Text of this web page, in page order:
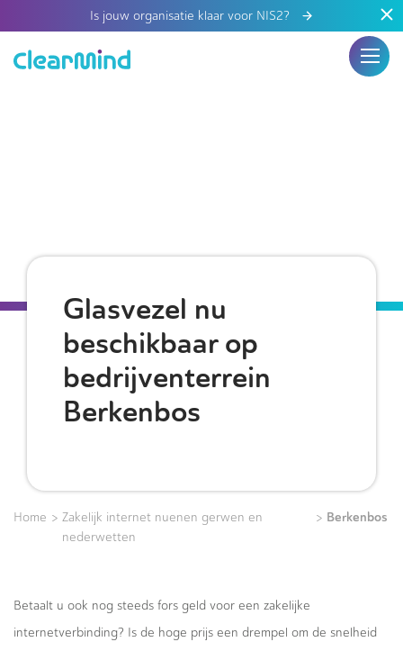
Is jouw organisatie klaar voor NIS2?
Glasvezel nu
beschikbaar op
bedrijventerrein
Berkenbos
Home > Zakelijk internet nuenen gerwen en
nederwetten
> Berkenbos
Betaalt u ook nog steeds fors geld voor een zakelijke
internetverbinding? Is de hoge prijs een drempel om de snelheid